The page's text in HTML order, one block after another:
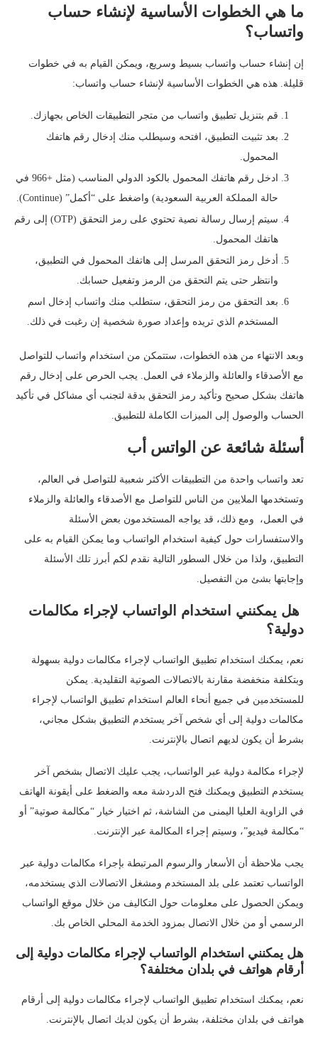
ما هي الخطوات الأساسية لإنشاء حساب
واتساب؟
إن إنشاء حساب واتساب بسيط وسريع، ويمكن القيام به في خطوات
قليلة. هذه هي الخطوات الأساسية لإنشاء حساب واتساب:
قم بتنزيل تطبيق واتساب من متجر التطبيقات الخاص بجهازك.
بعد تثبيت التطبيق، افتحه وسيطلب منك إدخال رقم هاتفك
المحمول.
ادخل رقم هاتفك المحمول بالكود الدولي المناسب (مثل +966 في
حالة المملكة العربية السعودية) واضغط على “أكمل” (Continue).
سيتم إرسال رسالة نصية تحتوي على رمز التحقق (OTP) إلى رقم
هاتفك المحمول.
أدخل رمز التحقق المرسل إلى هاتفك المحمول في التطبيق،
وانتظر حتى يتم التحقق من الرمز وتفعيل حسابك.
بعد التحقق من رمز التحقق، ستطلب منك واتساب إدخال اسم
المستخدم الذي تريده وإعداد صورة شخصية إن رغبت في ذلك.
وبعد الانتهاء من هذه الخطوات، ستتمكن من استخدام واتساب للتواصل
مع الأصدقاء والعائلة والزملاء في العمل. يجب الحرص على إدخال رقم
هاتفك بشكل صحيح وتأكيد رمز التحقق بدقة لتجنب أي مشاكل في تأكيد
الحساب والوصول إلى الميزات الكاملة للتطبيق.
أسئلة شائعة عن الواتس أب
تعد واتساب واحدة من التطبيقات الأكثر شعبية للتواصل في العالم،
وتستخدمها الملايين من الناس للتواصل مع الأصدقاء والعائلة والزملاء
في العمل، ومع ذلك، قد يواجه المستخدمون بعض الأسئلة
والاستفسارات حول كيفية استخدام الواتساب وما يمكن القيام به على
التطبيق، ولذا من خلال السطور التالية نقدم لكم أبرز تلك الأسئلة
وإجابتها بشئ من التفصيل.
هل يمكنني استخدام الواتساب لإجراء مكالمات
دولية؟
نعم، يمكنك استخدام تطبيق الواتساب لإجراء مكالمات دولية بسهولة
وبتكلفة منخفضة مقارنة بالاتصالات الصوتية التقليدية. يمكن
للمستخدمين في جميع أنحاء العالم استخدام تطبيق الواتساب لإجراء
مكالمات دولية إلى أي شخص آخر يستخدم التطبيق بشكل مجاني،
بشرط أن يكون لديهم اتصال بالإنترنت.
لإجراء مكالمة دولية عبر الواتساب، يجب عليك الاتصال بشخص آخر
يستخدم التطبيق ويمكنك فتح الدردشة معه والضغط على أيقونة الهاتف
في الزاوية العليا اليمنى من الشاشة، ثم اختيار خيار “مكالمة صوتية” أو
“مكالمة فيديو”، وسيتم إجراء المكالمة عبر الإنترنت.
يجب ملاحظة أن الأسعار والرسوم المرتبطة بإجراء مكالمات دولية عبر
الواتساب تعتمد على بلد المستخدم ومشغل الاتصالات الذي يستخدمه،
ويمكن الحصول على معلومات حول التكاليف من خلال موقع الواتساب
الرسمي أو من خلال الاتصال بمزود الخدمة المحلي الخاص بك.
هل يمكنني استخدام الواتساب لإجراء مكالمات دولية إلى
أرقام هواتف في بلدان مختلفة؟
نعم، يمكنك استخدام تطبيق الواتساب لإجراء مكالمات دولية إلى أرقام
هواتف في بلدان مختلفة، بشرط أن يكون لديك اتصال بالإنترنت.